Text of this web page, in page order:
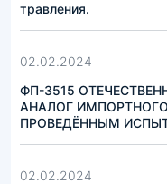
травления.
02.02.2024
ФП-3515
АНАЛОГ ИМПОРТНОГО
ПРОВЕДЁННЫМ
02.02.2024